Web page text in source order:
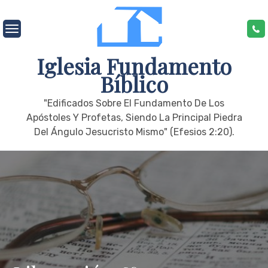
to
content
Iglesia Fundamento
Bíblico
"edificados Sobre El Fundamento De Los
Apóstoles Y Profetas, Siendo La Principal Piedra
Del Ángulo Jesucristo Mismo" (Efesios 2:20).